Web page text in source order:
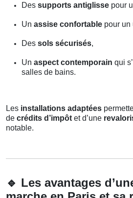
Des supports antiglisse pour
Un assise confortable pour un
Des sols sécurisés,
Un aspect contemporain qui
salles de bains.
Les installations adaptées
de crédits d’impôt et d’une
notable.
🔹 Les avantages